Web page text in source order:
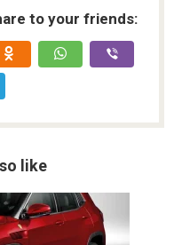
p to your friends:
like